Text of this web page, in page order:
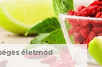
életmód